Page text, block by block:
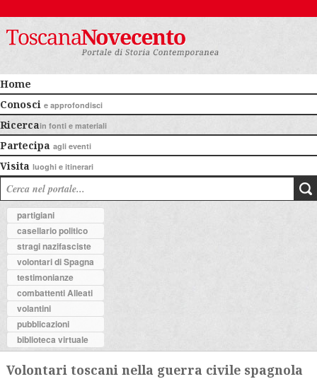
Home
Conosci e approfondisci
Ricercain fonti e materiali
Partecipa agli eventi
Visita luoghi e itinerari
partigiani
casellario politico
stragi nazifasciste
volontari di Spagna
testimonianze
combattenti Alleati
volantini
pubblicazioni
biblioteca virtuale
Volontari toscani nella guerra civile spagnola